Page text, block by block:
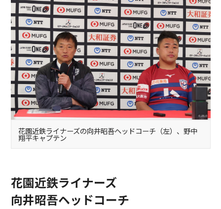
花園近鉄ライナーズの向井昭吾ヘッドコーチ（左）、野中
翔平キャプテン
花園近鉄ライナーズ
向井昭吾ヘッドコーチ